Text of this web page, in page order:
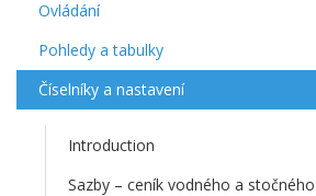
Ovládání
Pohledy a tabulky
Číselníky a nastavení
Introduction
Sazby – ceník vodného a stočného